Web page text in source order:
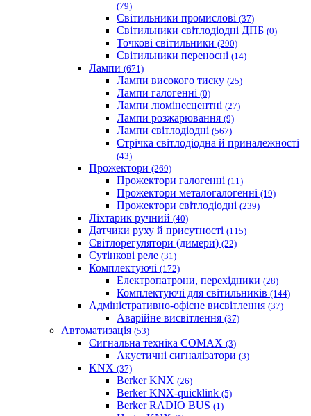
(79)
Світильники промислові (37)
Світильники світлодіодні ДПБ (0)
Точкові світильники (290)
Світильники переносні (14)
Лампи (671)
Лампи високого тиску (25)
Лампи галогенні (0)
Лампи люмінесцентні (27)
Лампи розжарювання (9)
Лампи світлодіодні (567)
Стрічка світлодіодна й приналежності
(43)
Прожектори (269)
Прожектори галогенні (11)
Прожектори металогалогенні (19)
Прожектори світлодіодні (239)
Ліхтарик ручний (40)
Датчики руху й присутності (115)
Світлорегулятори (димери) (22)
Сутінкові реле (31)
Комплектуючі (172)
Електропатрони, перехідники (28)
Комплектуючі для світильників (144)
Адміністративно-офісне висвітлення (37)
Аварійне висвітлення (37)
Автоматизація (53)
Сигнальна техніка COMAX (3)
Акустичні сигналізатори (3)
KNX (37)
Berker KNX (26)
Berker KNX-quicklink (5)
Berker RADIO BUS (1)